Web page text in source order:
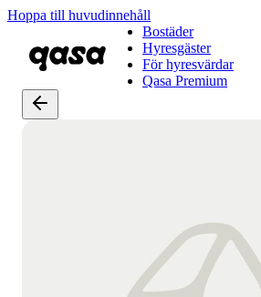
Hoppa till huvudinnehåll
Bostäder
Hyresgäster
För hyresvärdar
Qasa Premium